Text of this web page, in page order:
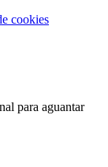
cookies
para aguantar